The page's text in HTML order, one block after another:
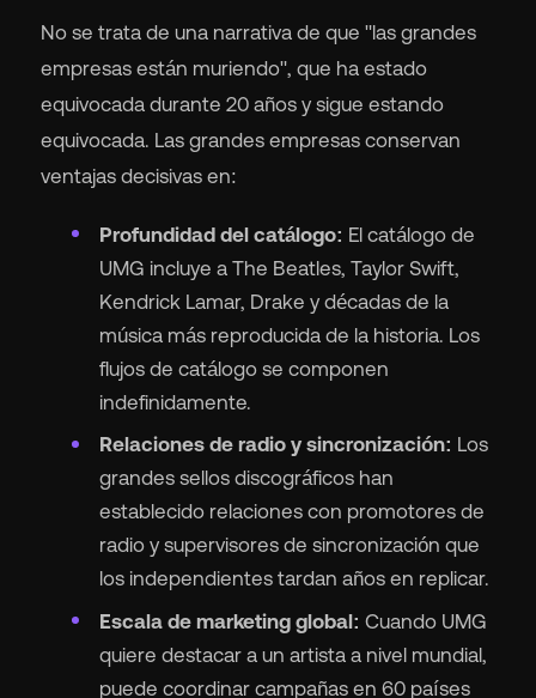
No se trata de una narrativa de que "las grandes
empresas están muriendo", que ha estado
equivocada durante 20 años y sigue estando
equivocada. Las grandes empresas conservan
ventajas decisivas en:
Profundidad del catálogo: El catálogo de
UMG incluye a The Beatles, Taylor Swift,
Kendrick Lamar, Drake y décadas de la
música más reproducida de la historia. Los
flujos de catálogo se componen
indefinidamente.
Relaciones de radio y sincronización: Los
grandes sellos discográficos han
establecido relaciones con promotores de
radio y supervisores de sincronización que
los independientes tardan años en replicar.
Escala de marketing global: Cuando UMG
quiere destacar a un artista a nivel mundial,
puede coordinar campañas en 60 países